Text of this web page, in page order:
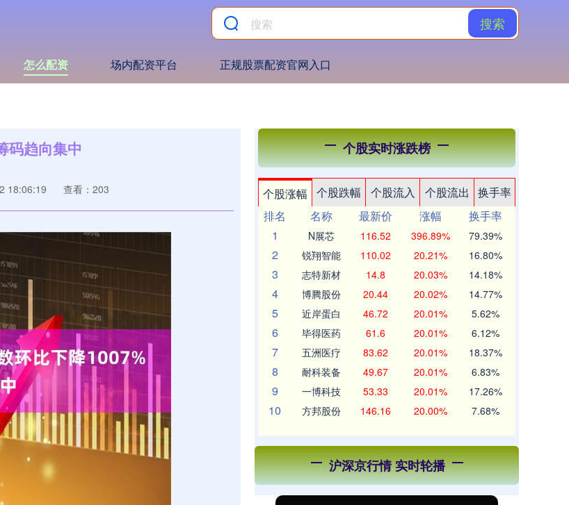
搜索
怎么配资 场内配资平台 正规股票配资官网入口
码趋向集中
18:06:19 查看：203
个股实时涨跌榜
个股涨幅 个股跌幅 个股流入 个股流出
换手率
排名
名称 最新价 涨幅
换手率
1
N展芯 116.52 396.89% 79.39%
2 锐翔智能 110.02 20.21% 16.80%
3 志特新材 14.8 20.03% 14.18%
4 博腾股份 20.44 20.02% 14.77%
5 近岸蛋白 46.72 20.01% 5.62%
6 毕得医药 61.6 20.01% 6.12%
7 五洲医疗 83.62 20.01% 18.37%
8 耐科装备 49.67 20.01% 6.83%
9 一博科技 53.33 20.01% 17.26%
10 方邦股份 146.16 20.00% 7.68%
沪深京行情 实时轮播